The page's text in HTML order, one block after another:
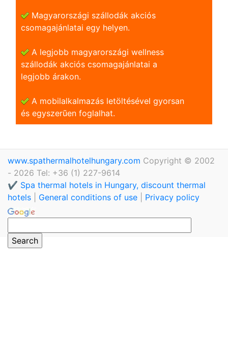
Magyarországi szállodák akciós
csomagajánlatai egy helyen.
A legjobb magyarországi wellness
szállodák akciós csomagajánlatai a
legjobb árakon.
A mobilalkalmazás letöltésével gyorsan
és egyszerũen foglalhat.
www.spathermalhotelhungary.com Copyright © 2002
- 2026 Tel: +36 (1) 227-9614
✔️ Spa thermal hotels in Hungary, discount thermal
hotels
General conditions of use Privacy policy